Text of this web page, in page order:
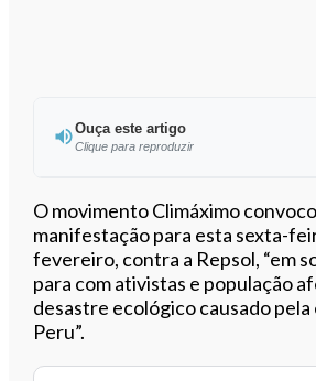
Ouça este artigo
Clique para reproduzir
Ouvir este artigo
O movimento Climáximo
manifestação para esta sexta-
fevereiro, contra a Repsol, “em
para com ativistas e população
desastre ecológico causado pela
Peru”.